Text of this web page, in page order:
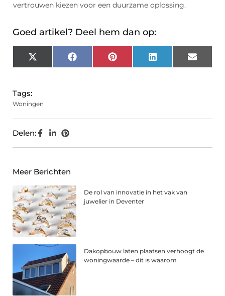
vertrouwen kiezen voor een duurzame oplossing.
Goed artikel? Deel hem dan op:
X
(Twitter)
FacebookPinterest LinkedIn Email
Tags:
Woningen
Delen:
Meer Berichten
De rol van innovatie in het vak van
juwelier in Deventer
Dakopbouw laten plaatsen verhoogt de
woningwaarde – dit is waarom